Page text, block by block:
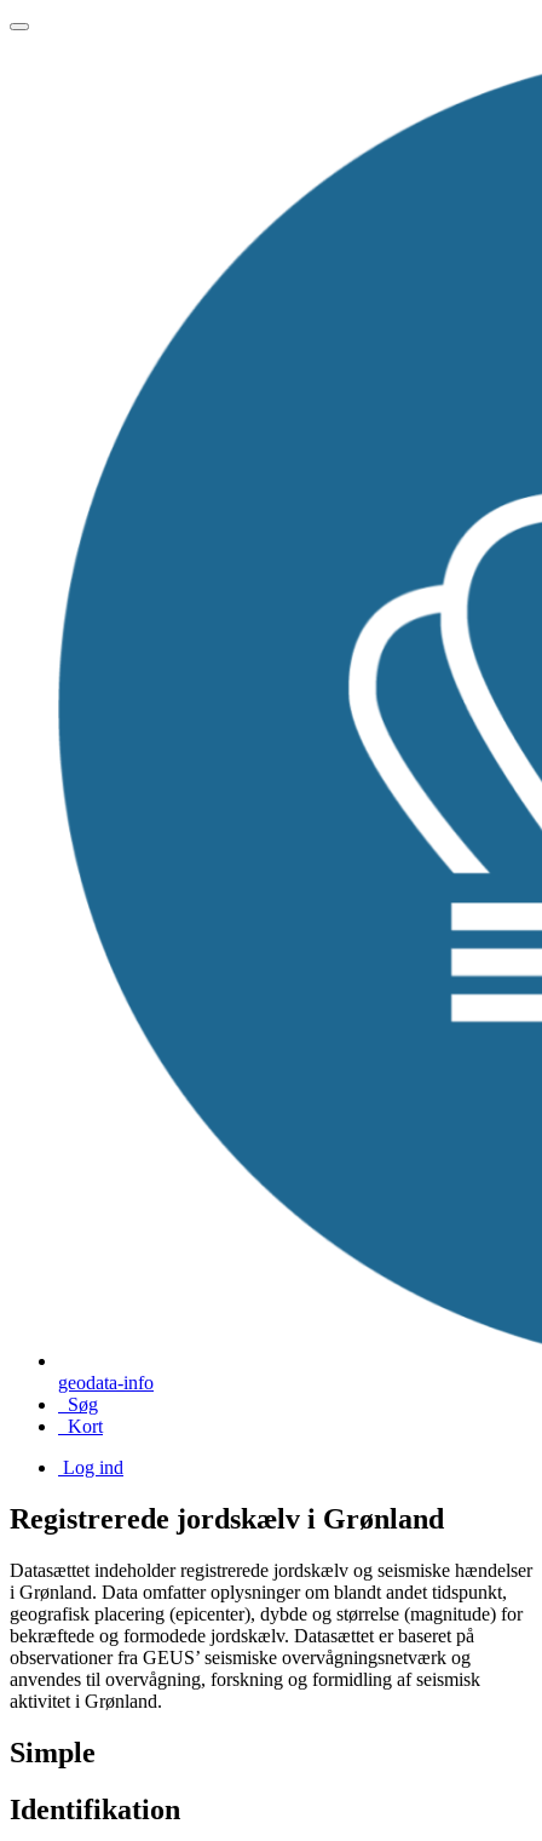
geodata-info
Søg
Kort
Log ind
Registrerede jordskælv i Grønland
Datasættet indeholder registrerede jordskælv og seismiske hændelser
i Grønland. Data omfatter oplysninger om blandt andet tidspunkt,
geografisk placering (epicenter), dybde og størrelse (magnitude) for
bekræftede og formodede jordskælv. Datasættet er baseret på
observationer fra GEUS’ seismiske overvågningsnetværk og
anvendes til overvågning, forskning og formidling af seismisk
aktivitet i Grønland.
Simple
Identifikation